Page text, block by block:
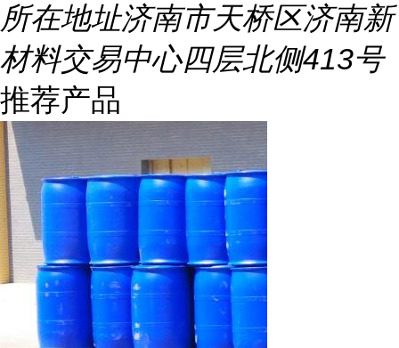
所在地址济南市天桥区济南新
材料交易中心四层北侧413号
推荐产品